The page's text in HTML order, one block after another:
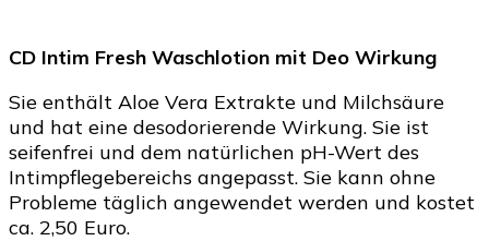
CD Intim Fresh Waschlotion mit Deo Wirkung
Sie enthält Aloe Vera Extrakte und Milchsäure
und hat eine desodorierende Wirkung. Sie ist
seifenfrei und dem natürlichen pH-Wert des
Intimpflegebereichs angepasst. Sie kann ohne
Probleme täglich angewendet werden und kostet
ca. 2,50 Euro.